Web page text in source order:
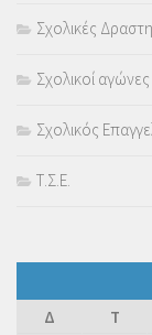
Σχολικές
Σχολικοί αγώνες
Σχολικός
Τ.Σ.Ε.
Δ
Τ